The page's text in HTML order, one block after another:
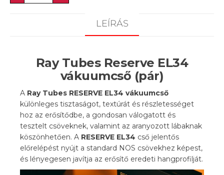
LEÍRÁS
Ray Tubes Reserve EL34
vákuumcső (pár)
A Ray Tubes RESERVE EL34 vákuumcső
különleges tisztaságot, textúrát és részletességet
hoz az erősítődbe, a gondosan válogatott és
tesztelt csöveknek, valamint az aranyozott lábaknak
köszönhetően. A RESERVE EL34 cső jelentős
előrelépést nyújt a standard NOS csövekhez képest,
és lényegesen javítja az erősítő eredeti hangprofilját.